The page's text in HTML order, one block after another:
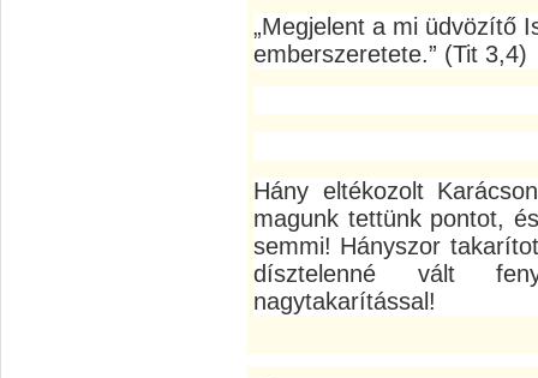
„Megjelent a mi üdvözítő
emberszeretete.” (Tit 3,4)
Hány eltékozolt
magunk tettünk pontot,
semmi! Hányszor
dísztelenné vált
nagytakarítással!